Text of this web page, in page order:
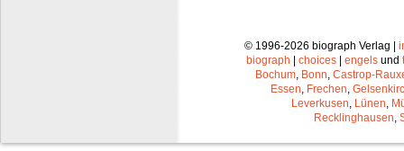
© 1996-2026 biograph Verlag |
biograph
choices engels und
Bochum, Bonn, Castrop-
Essen, Frechen,
Leverkusen, Lünen,
Recklinghausen,